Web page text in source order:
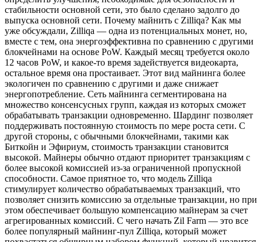
стабильности основной сети, это было сделано задолго до
выпуска основной сети. Почему майнить с Zilliqa? Как мы
уже обсуждали, Zilliqa — одна из потенциальных монет, но,
вместе с тем, она энергоэффективна по сравнению с другими
блокчейнами на основе PoW. Каждый месяц требуется около
12 часов PoW, и какое-то время задействуется видеокарта,
остальное время она простаивает. Этот вид майнинга более
экологичен по сравнению с другими и даже снижает
энергопотребление. Сеть майнинга сегментирована на
множество консенсусных групп, каждая из которых сможет
обрабатывать транзакции одновременно. Шардинг позволяет
поддерживать постоянную стоимость по мере роста сети. С
другой стороны, с обычными блокчейнами, такими как
Биткойн и Эфириум, стоимость транзакции становится
высокой. Майнеры обычно отдают приоритет транзакциям с
более высокой комиссией из-за ограниченной пропускной
способности. Самое приятное то, что модель Zilliqa
стимулирует количество обрабатываемых транзакций, что
позволяет снизить комиссию за отдельные транзакции, но при
этом обеспечивает большую компенсацию майнерам за счет
агрегированных комиссий. С чего начать Zil Farm — это все
более популярный майнинг-пул Zilliqa, который может